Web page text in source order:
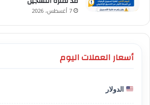
7 أغسطس، 2026
أسعار العملات اليوم
الدولار